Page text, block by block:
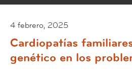
4 febrero, 2025
Cardiopatías
genético en los